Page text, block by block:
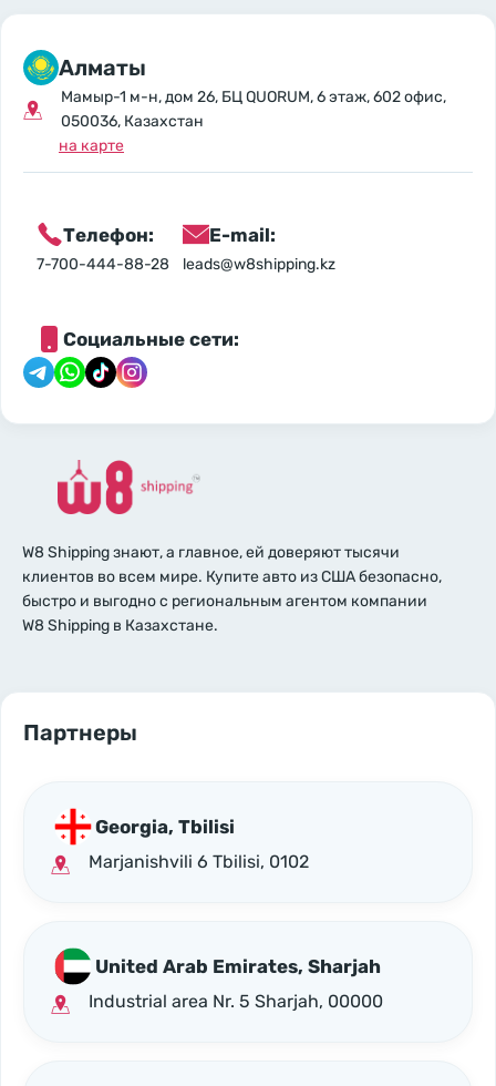
Алматы
Мамыр-1 м-н, дом 26, БЦ QUORUM, 6 этаж, 602 офис,
050036, Казахстан
на карте
Телефон:
7-700-444-88-28
E-mail:
leads@w8shipping.kz
Социальные сети:
W8 Shipping знают, а главное, ей доверяют тысячи
клиентов во всем мире. Купите авто из США безопасно,
быстро и выгодно с региональным агентом компании
W8 Shipping в Казахстане.
Партнеры
Georgia, Tbilisi
Marjanishvili 6 Tbilisi, 0102
United Arab Emirates, Sharjah
Industrial area Nr. 5 Sharjah, 00000